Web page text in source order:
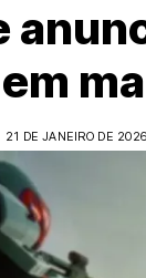
21 DE JANEIRO DE 2026